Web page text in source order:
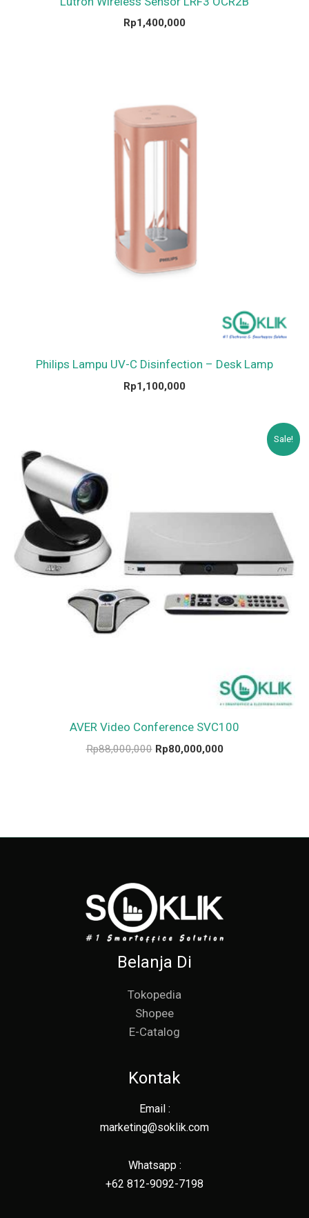
Rp1,400,000
Philips Lampu UV-C Disinfection – Desk Lamp
Rp1,100,000
Sale!
AVER Video Conference SVC100
Rp88,000,000 Rp80,000,000
Belanja Di
Tokopedia
Shopee
E-Catalog
Kontak
Email :
marketing@soklik.com
Whatsapp :
+62 812-9092-7198